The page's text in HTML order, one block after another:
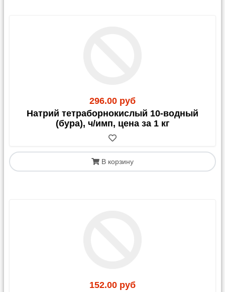
296.00 руб
Натрий тетраборнокислый 10-водный
(бура), ч/имп, цена за 1 кг
В корзину
152.00 руб